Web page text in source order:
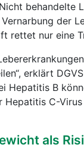
behandelte
der
rettet nur eine
erklärt
Hepatitis B
Hepatitis C-
als